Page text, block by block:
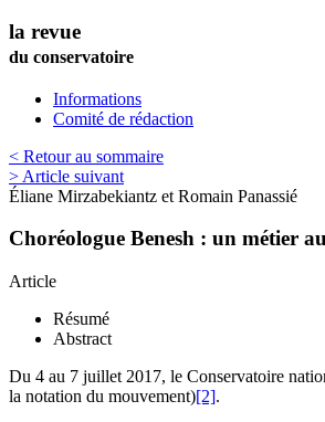
la revue
du conservatoire
Informations
Comité de rédaction
< Retour au sommaire
> Article suivant
Éliane Mirzabekiantz et Romain Panassié
Choréologue Benesh : un métier
Article
Résumé
Abstract
Du 4 au 7 juillet 2017, le Conservatoire
la notation du mouvement)[2].